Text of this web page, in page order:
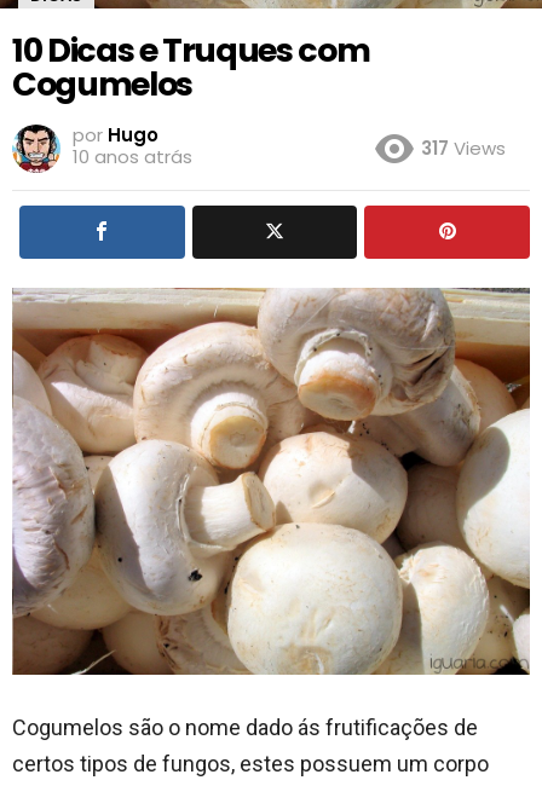
10 Dicas e Truques com
Cogumelos
por Hugo
10 anos atrás
317 Views
Cogumelos são o nome dado ás frutificações de
certos tipos de fungos, estes possuem um corpo